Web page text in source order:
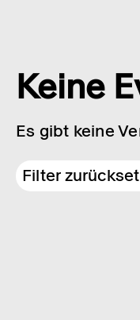
Keine
Es gibt keine
Filter